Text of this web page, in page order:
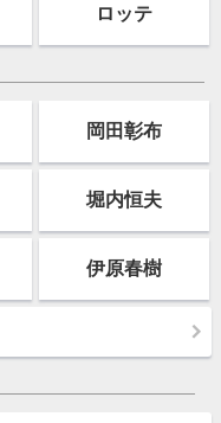
ロッテ
岡田彰布
堀内恒夫
伊原春樹